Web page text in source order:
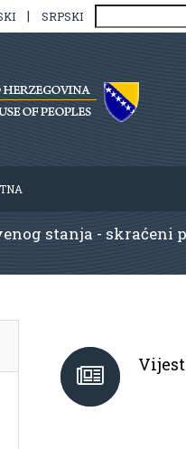
| SRPSKI
stanja - skraćeni